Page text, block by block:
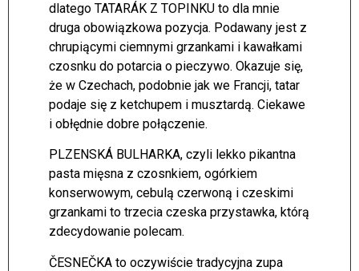
dlatego TATARÁK Z TOPINKU to dla mnie
druga obowiązkowa pozycja. Podawany jest z
chrupiącymi ciemnymi grzankami i kawałkami
czosnku do potarcia o pieczywo. Okazuje się,
że w Czechach, podobnie jak we Francji, tatar
podaje się z ketchupem i musztardą. Ciekawe
i obłędnie dobre połączenie.
PLZENSKÁ BULHARKA, czyli lekko pikantna
pasta mięsna z czosnkiem, ogórkiem
konserwowym, cebulą czerwoną i czeskimi
grzankami to trzecia czeska przystawka, którą
zdecydowanie polecam.
ČESNEČKA to oczywiście tradycyjna zupa